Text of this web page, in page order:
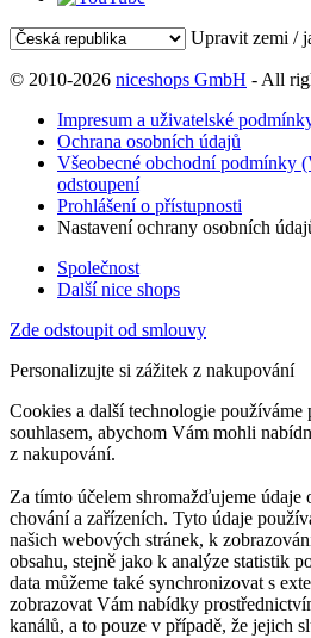
Upravit zemi /
© 2010-2026 niceshops GmbH - All
Impresum a uživatelské
Ochrana osobních údajů
Všeobecné obchodní podmínky
odstoupení
Prohlášení o přístupnosti
Nastavení ochrany osobních
Společnost
Další nice shops
Zde odstoupit od smlouvy
Personalizujte si zážitek z nakupování
Cookies a další technologie
souhlasem, abychom Vám mohli
z nakupování.
Za tímto účelem shromažďujeme údaje
chování a zařízeních. Tyto údaje
našich webových stránek, k
obsahu, stejně jako k analýze statistik
data můžeme také synchronizovat s
zobrazovat Vám nabídky
kanálů, a to pouze v případě, že jejich